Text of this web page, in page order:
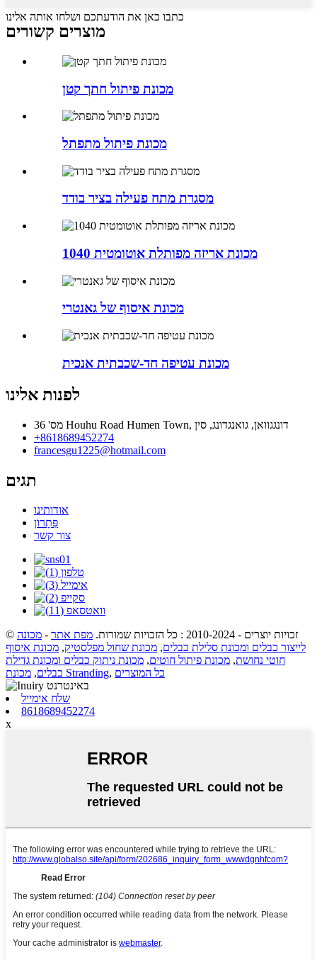
כתבו כאן את הודעתכם ושלחו אותה אלינו
מוצרים קשורים
מכונת פיתול חתך קטן
מכונת פיתול מתפתל
מסגרת מתח פעילה בציר בודד
1040 מכונת אריזה מפותלת אוטומטית
מכונת איסוף של גאנטרי
מכונת עטיפה חד-שכבתית אנכית
לפנות אלינו
מס' 36 Houhu Road Humen Town, דונגגוואן, גואנגדונג, סין
+8618689452274
francesgu1225@hotmail.com
תגים
אודותינו
פִּתָרוֹן
צור קשר
© זכויות יוצרים - 2010-2024 : כל הזכויות שמורות. מפת אתר - מכונה
לייצור כבלים ומכונת סלילת כבלים, מכונת שחול מפלסטיק, מכונת איסוף
חוטי נחושת, מכונת פיתול חוטים, מכונת ניתוק כבלים ומכונת גדילת
כבלים, מכונת Stranding, כל המוצרים
שלח אימייל
8618689452274
x